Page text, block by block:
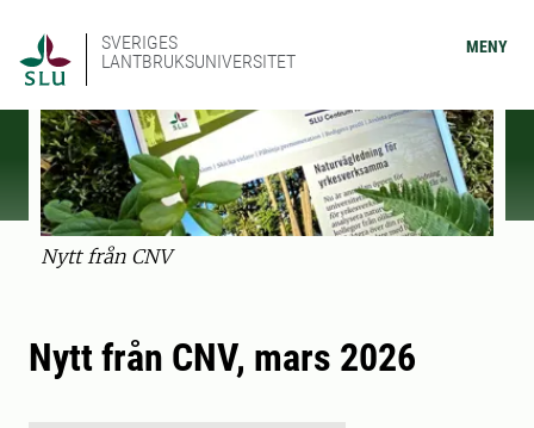
SVERIGES
LANTBRUKSUNIVERSITET
MENY
Nytt från CNV
Nytt från CNV, mars 2026